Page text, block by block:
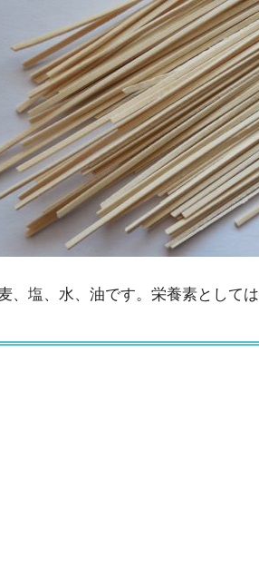
、塩、水、油です。栄養素としては